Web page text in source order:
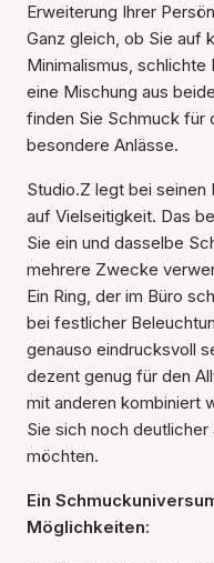
Erweiterung Ihrer
Ganz gleich, ob Sie auf
Minimalismus, schlichte
eine Mischung aus
finden Sie Schmuck für
besondere Anlässe.
Studio.Z legt bei seinen
auf Vielseitigkeit. Das
Sie ein und dasselbe
mehrere Zwecke
Ein Ring, der im Büro
bei festlicher
genauso eindrucksvoll
dezent genug für den
mit anderen kombiniert
Sie sich noch deutlicher
möchten.
Ein
Möglichkeiten: